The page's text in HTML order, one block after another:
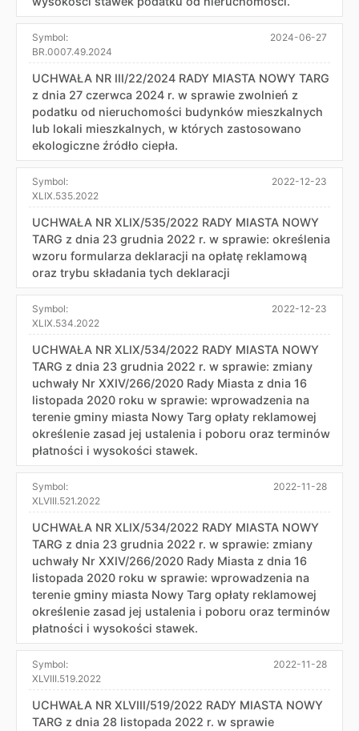
Symbol:
BR.0007.49.2024
2024-06-27
UCHWAŁA NR III/22/2024 RADY MIASTA NOWY TARG
z dnia 27 czerwca 2024 r. w sprawie zwolnień z
podatku od nieruchomości budynków mieszkalnych
lub lokali mieszkalnych, w których zastosowano
ekologiczne źródło ciepła.
Symbol:
XLIX.535.2022
2022-12-23
UCHWAŁA NR XLIX/535/2022 RADY MIASTA NOWY
TARG z dnia 23 grudnia 2022 r. w sprawie: określenia
wzoru formularza deklaracji na opłatę reklamową
oraz trybu składania tych deklaracji
Symbol:
XLIX.534.2022
2022-12-23
UCHWAŁA NR XLIX/534/2022 RADY MIASTA NOWY
TARG z dnia 23 grudnia 2022 r. w sprawie: zmiany
uchwały Nr XXIV/266/2020 Rady Miasta z dnia 16
listopada 2020 roku w sprawie: wprowadzenia na
terenie gminy miasta Nowy Targ opłaty reklamowej
określenie zasad jej ustalenia i poboru oraz terminów
płatności i wysokości stawek.
Symbol:
XLVIII.521.2022
2022-11-28
UCHWAŁA NR XLIX/534/2022 RADY MIASTA NOWY
TARG z dnia 23 grudnia 2022 r. w sprawie: zmiany
uchwały Nr XXIV/266/2020 Rady Miasta z dnia 16
listopada 2020 roku w sprawie: wprowadzenia na
terenie gminy miasta Nowy Targ opłaty reklamowej
określenie zasad jej ustalenia i poboru oraz terminów
płatności i wysokości stawek.
Symbol:
XLVIII.519.2022
2022-11-28
UCHWAŁA NR XLVIII/519/2022 RADY MIASTA NOWY
TARG z dnia 28 listopada 2022 r. w sprawie